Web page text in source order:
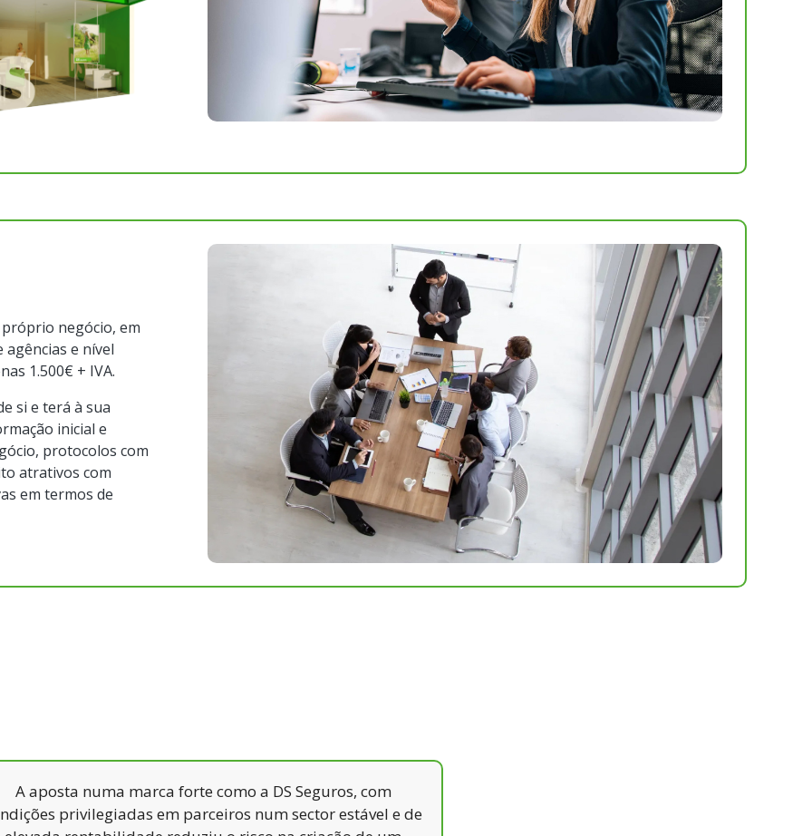
negócio, em
agências e nível
1.500€ + IVA.
si e terá à sua
inicial e
protocolos com
atrativos com
em termos de
A aposta numa marca forte como a DS Seguros, com
privilegiadas em parceiros num sector estável e de